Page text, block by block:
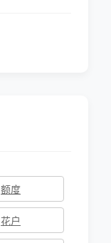
额度
花户